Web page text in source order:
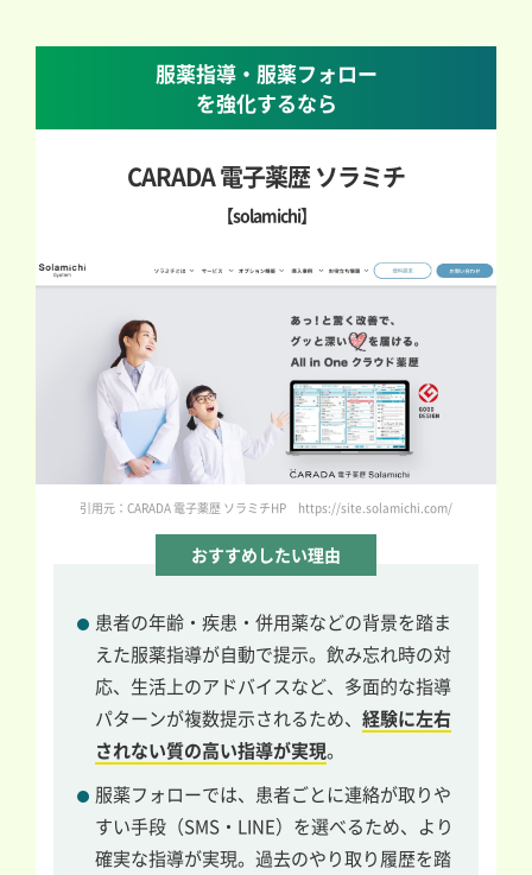
服薬指導・服薬フォロー
を強化するなら
CARADA 電子薬歴 ソラミチ
【solamichi】
引用元：CARADA 電子薬歴 ソラミチHP https://site.solamichi.com/
おすすめしたい理由
患者の年齢・疾患・併用薬などの背景を踏ま
えた服薬指導が自動で提示。飲み忘れ時の対
応、生活上のアドバイスなど、多面的な指導
パターンが複数提示されるため、経験に左右
されない質の高い指導が実現。
服薬フォローでは、患者ごとに連絡が取りや
すい手段（SMS・LINE）を選べるため、より
確実な指導が実現。過去のやり取り履歴を踏